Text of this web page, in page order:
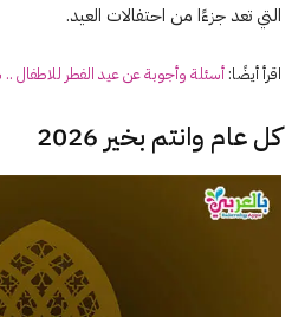
التي تعد جزءًا من احتفالات العيد.
اقرأ أيضًا: أسئلة وأجوبة عن عيد الفطر للاطفال
كل عام وانتم بخير 2026